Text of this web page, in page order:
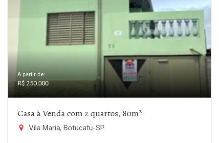
A partir de:
R$ 250.000
Casa à Venda com 2 quartos, 80m²
Vila Maria, Botucatu-SP